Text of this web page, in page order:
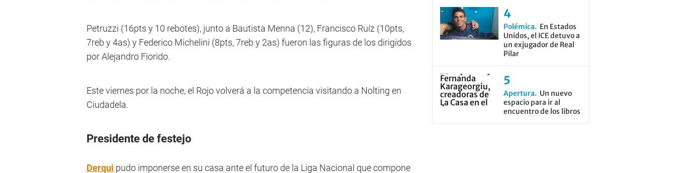
Petruzzi (16pts y 10 rebotes), junto a Bautista Menna (12), Francisco Ruíz (10pts,
7reb y 4as) y Federico Michelini (8pts, 7reb y 2as) fueron las figuras de los dirigidos
por Alejandro Fiorido.
Este viernes por la noche, el Rojo volverá a la competencia visitando a Nolting en
Ciudadela.
Presidente de festejo
Derqui pudo imponerse en su casa ante el futuro de la Liga Nacional que compone
Polémica
En Estados
Unidos, el ICE detuvo a
un exjugador de Real
Pilar
Apertura
Un nuevo
espacio para ir al
encuentro de los libros